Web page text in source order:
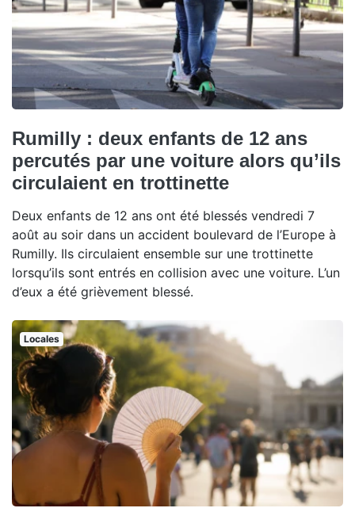
Rumilly : deux enfants de 12 ans
percutés par une voiture alors qu’ils
circulaient en trottinette
Deux enfants de 12 ans ont été blessés vendredi 7
août au soir dans un accident boulevard de l’Europe à
Rumilly. Ils circulaient ensemble sur une trottinette
lorsqu’ils sont entrés en collision avec une voiture. L’un
d’eux a été grièvement blessé.
Locales